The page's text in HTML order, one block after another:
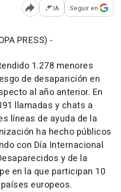
Abrir opciones para
IA Seguir en
PRESS) -
1.278 menores
de desaparición en
al año anterior. En
llamadas y chats a
líneas de ayuda de la
ha hecho públicos
con Día Internacional
y de la
en la que participan 10
europeos.